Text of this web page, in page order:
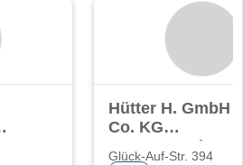
Hütter H. GmbH
Co. KG
Bauunternehmen
Glück-Auf-Str. 394